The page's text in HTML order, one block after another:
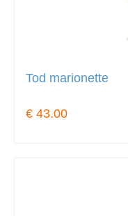
Tod marionette
€ 43.00